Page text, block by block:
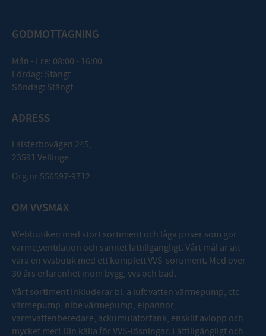
GODMOTTAGNING
Mån - Fre: 08:00 - 16:00
Lördag: Stängt
Söndag: Stängt
ADRESS
Falsterbovägen 245,
23591 Vellinge
Org.nr 556597-9712
OM VVSMAX
Webbutiken med stort sortiment och låga priser som gör
värme,ventilation och sanitet lättillgängligt. Vårt mål är att
vara en vvsbutik med ett komplett VVS-sortiment. Med över
30 års erfarenhet inom bygg, vvs och bad.
Vårt sortiment inkluderar bl. a luft vatten värmepump, ctc
värmepump, nibe värmepump, elpannor,
varmvattenberedare, ackumulatortank, enskilt avlopp och
mycket mer! Din källa för VVS-lösningar. Lättillgängligt och